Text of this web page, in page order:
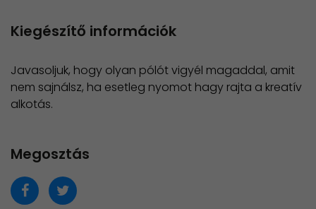
Kiegészítő információk
Javasoljuk, hogy olyan pólót vigyél magaddal, amit
nem sajnálsz, ha esetleg nyomot hagy rajta a kreatív
alkotás.
Megosztás